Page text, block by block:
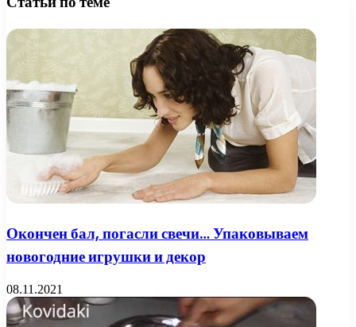
Окончен бал, погасли свечи… Упаковываем
новогодние игрушки и декор
08.11.2021